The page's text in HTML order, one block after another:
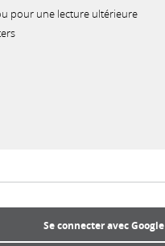
pour une lecture ultérieure
Se connecter avec Google